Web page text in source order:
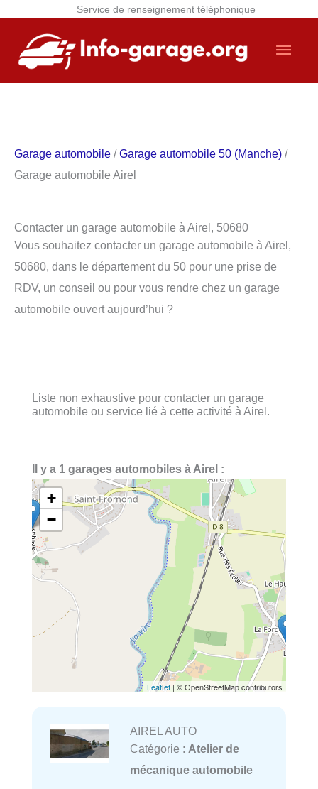
Service de renseignement téléphonique
contenu
Garage automobile /Garage automobile 50 (Manche) /
Garage automobile Airel
Contacter un garage automobile à Airel, 50680
Vous souhaitez contacter un garage automobile à Airel,
50680, dans le département du 50 pour une prise de
RDV, un conseil ou pour vous rendre chez un garage
automobile ouvert aujourd’hui ?
Liste non exhaustive pour contacter un garage
automobile ou service lié à cette activité à Airel.
Il y a 1 garages automobiles à Airel :
+
−
Leaflet | © OpenStreetMap contributors
AIREL AUTO
Catégorie : Atelier de
mécanique automobile